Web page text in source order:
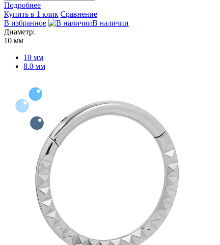
Подробнее
Купить в 1 клик Сравнение
В избранное
В наличии
Диаметр:
10 мм
10 мм
8.0 мм